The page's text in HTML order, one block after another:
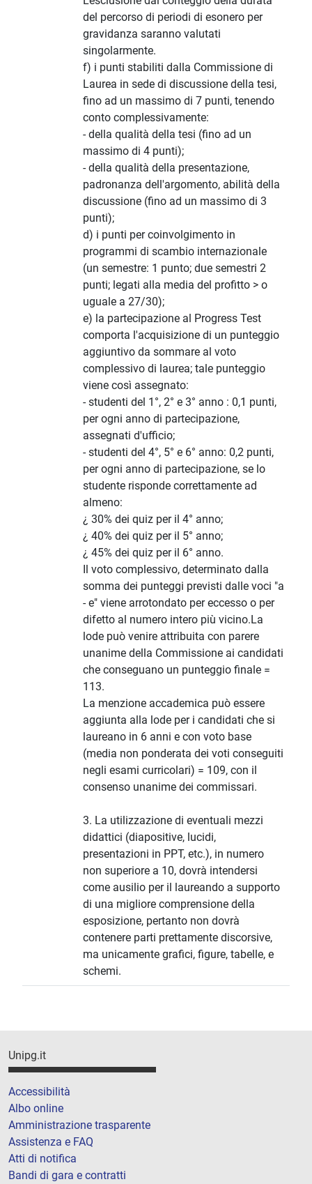
del percorso di periodi di esonero per
gravidanza saranno valutati
singolarmente.
f) i punti stabiliti dalla Commissione di
Laurea in sede di discussione della tesi,
fino ad un massimo di 7 punti, tenendo
conto complessivamente:
- della qualità della tesi (fino ad un
massimo di 4 punti);
- della qualità della presentazione,
padronanza dell'argomento, abilità della
discussione (fino ad un massimo di 3
punti);
d) i punti per coinvolgimento in
programmi di scambio internazionale
(un semestre: 1 punto; due semestri 2
punti; legati alla media del profitto > o
uguale a 27/30);
e) la partecipazione al Progress Test
comporta l'acquisizione di un punteggio
aggiuntivo da sommare al voto
complessivo di laurea; tale punteggio
viene così assegnato:
- studenti del 1°, 2° e 3° anno : 0,1 punti,
per ogni anno di partecipazione,
assegnati d'ufficio;
- studenti del 4°, 5° e 6° anno: 0,2 punti,
per ogni anno di partecipazione, se lo
studente risponde correttamente ad
almeno:
¿ 30% dei quiz per il 4° anno;
¿ 40% dei quiz per il 5° anno;
¿ 45% dei quiz per il 6° anno.
Il voto complessivo, determinato dalla
somma dei punteggi previsti dalle voci "a
- e" viene arrotondato per eccesso o per
difetto al numero intero più vicino.La
lode può venire attribuita con parere
unanime della Commissione ai candidati
che conseguano un punteggio finale =
113.
La menzione accademica può essere
aggiunta alla lode per i candidati che si
laureano in 6 anni e con voto base
(media non ponderata dei voti conseguiti
negli esami curricolari) = 109, con il
consenso unanime dei commissari.
3. La utilizzazione di eventuali mezzi
didattici (diapositive, lucidi,
presentazioni in PPT, etc.), in numero
non superiore a 10, dovrà intendersi
come ausilio per il laureando a supporto
di una migliore comprensione della
esposizione, pertanto non dovrà
contenere parti prettamente discorsive,
ma unicamente grafici, figure, tabelle, e
schemi.
Unipg.it
Accessibilità
Albo online
Amministrazione trasparente
Assistenza e FAQ
Atti di notifica
Bandi di gara e contratti